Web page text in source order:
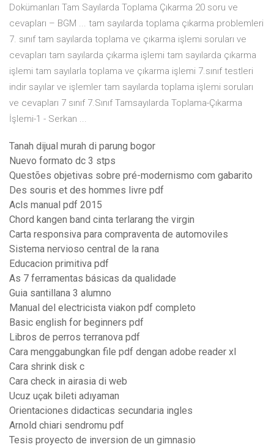
Dokümanları Tam Sayılarda Toplama Çıkarma 20 soru ve
cevapları – BGM ... tam sayılarda toplama çıkarma problemleri
7. sınıf tam sayılarda toplama ve çıkarma işlemi soruları ve
cevapları tam sayılarda çıkarma işlemi tam sayılarda çıkarma
işlemi tam sayılarla toplama ve çıkarma işlemi 7.sınıf testleri
indir sayılar ve işlemler tam sayılarda toplama işlemi soruları
ve cevapları 7 sınıf 7.Sınıf Tamsayılarda Toplama-Çıkarma
İşlemi-1 - Serkan ...
Tanah dijual murah di parung bogor
Nuevo formato dc 3 stps
Questões objetivas sobre pré-modernismo com gabarito
Des souris et des hommes livre pdf
Acls manual pdf 2015
Chord kangen band cinta terlarang the virgin
Carta responsiva para compraventa de automoviles
Sistema nervioso central de la rana
Educacion primitiva pdf
As 7 ferramentas básicas da qualidade
Guia santillana 3 alumno
Manual del electricista viakon pdf completo
Basic english for beginners pdf
Libros de perros terranova pdf
Cara menggabungkan file pdf dengan adobe reader xl
Cara shrink disk c
Cara check in airasia di web
Ucuz uçak bileti adıyaman
Orientaciones didacticas secundaria ingles
Arnold chiari sendromu pdf
Tesis proyecto de inversion de un gimnasio